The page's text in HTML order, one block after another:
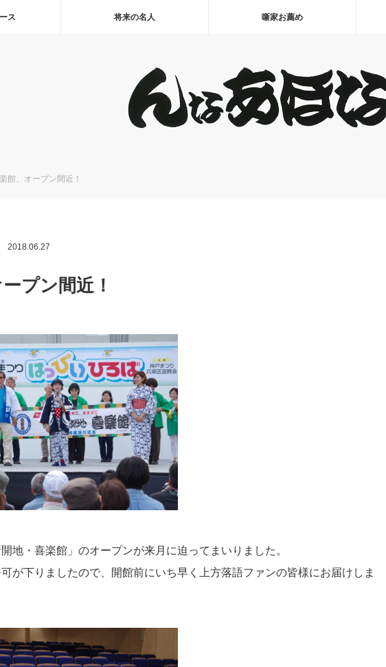
ス 将来の名人 噺家お薦め
館、オープン間近！
2018.06.27
プン間近！
地・喜楽館」のオープンが来月に迫ってまいりました。
が下りましたので、開館前にいち早く上方落語ファンの皆様にお届けしま